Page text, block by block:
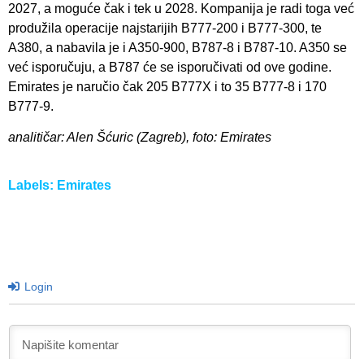
2027, a moguće čak i tek u 2028. Kompanija je radi toga već
produžila operacije najstarijih B777-200 i B777-300, te
A380, a nabavila je i A350-900, B787-8 i B787-10. A350 se
već isporučuju, a B787 će se isporučivati od ove godine.
Emirates je naručio čak 205 B777X i to 35 B777-8 i 170
B777-9.
analitičar: Alen Šćuric (Zagreb), foto: Emirates
Labels: Emirates
Login